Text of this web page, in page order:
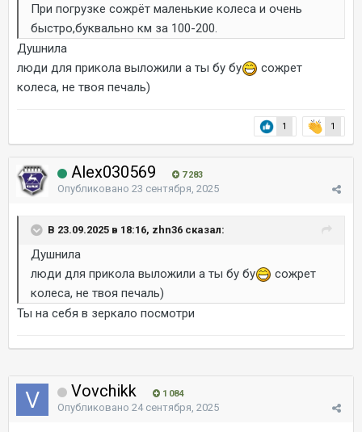
При погрузке сожрёт маленькие колеса и очень
быстро,буквально км за 100-200.
Душнила
люди для прикола выложили а ты бу бу
сожрет
колеса, не твоя печаль)
1 1
Alex030569 7 283
Опубликовано 23 сентября, 2025
В 23.09.2025 в 18:16, zhn36 сказал:
Душнила
люди для прикола выложили а ты бу бу
сожрет
колеса, не твоя печаль)
Ты на себя в зеркало посмотри
Vovchikk 1 084
Опубликовано 24 сентября, 2025